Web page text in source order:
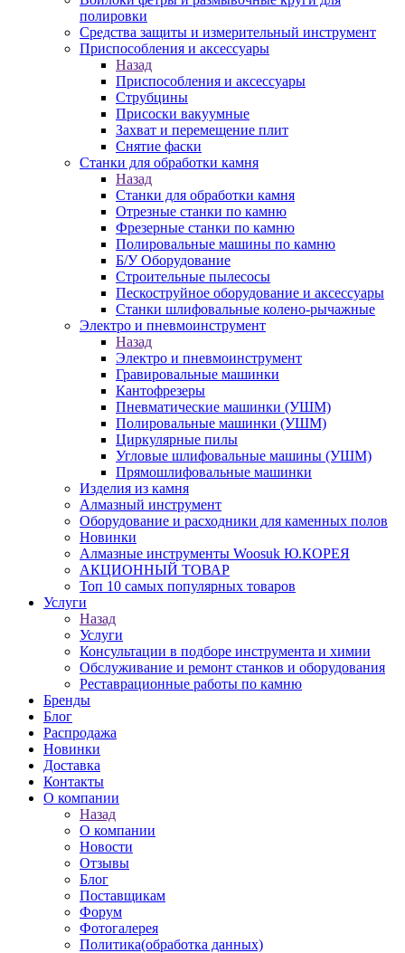
полировки
Средства защиты и измерительный инструмент
Приспособления и аксессуары
Назад
Приспособления и аксессуары
Струбцины
Присоски вакуумные
Захват и перемещение плит
Снятие фаски
Станки для обработки камня
Назад
Станки для обработки камня
Отрезные станки по камню
Фрезерные станки по камню
Полировальные машины по камню
Б/У Оборудование
Строительные пылесосы
Пескоструйное оборудование и аксессуары
Станки шлифовальные колено-рычажные
Электро и пневмоинструмент
Назад
Электро и пневмоинструмент
Гравировальные машинки
Кантофрезеры
Пневматические машинки (УШМ)
Полировальные машинки (УШМ)
Циркулярные пилы
Угловые шлифовальные машины (УШМ)
Прямошлифовальные машинки
Изделия из камня
Алмазный инструмент
Оборудование и расходники для каменных полов
Новинки
Алмазные инструменты Woosuk Ю.КОРЕЯ
АКЦИОННЫЙ ТОВАР
Топ 10 самых популярных товаров
Услуги
Назад
Услуги
Консультации в подборе инструмента и химии
Обслуживание и ремонт станков и оборудования
Реставрационные работы по камню
Бренды
Блог
Распродажа
Новинки
Доставка
Контакты
О компании
Назад
О компании
Новости
Отзывы
Блог
Поставщикам
Форум
Фотогалерея
Политика(обработка данных)